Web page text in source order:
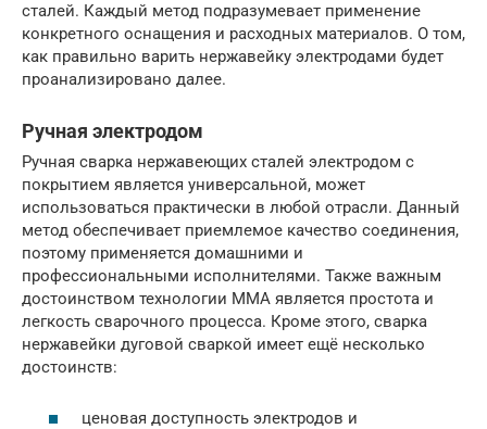
сталей. Каждый метод подразумевает применение
конкретного оснащения и расходных материалов. О том,
как правильно варить нержавейку электродами будет
проанализировано далее.
Ручная электродом
Ручная сварка нержавеющих сталей электродом с
покрытием является универсальной, может
использоваться практически в любой отрасли. Данный
метод обеспечивает приемлемое качество соединения,
поэтому применяется домашними и
профессиональными исполнителями. Также важным
достоинством технологии ММА является простота и
легкость сварочного процесса. Кроме этого, сварка
нержавейки дуговой сваркой имеет ещё несколько
достоинств:
ценовая доступность электродов и